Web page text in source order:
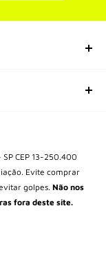
CEP 13-250.400
Evite comprar
golpes. Não nos
fora deste site.